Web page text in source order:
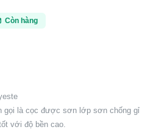
Còn hàng
gọi là cọc được sơn lớp sơn chống gỉ
với độ bền cao.